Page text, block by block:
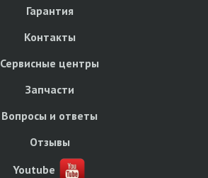
Гарантия
Контакты
Сервисные центры
Запчасти
Вопросы и ответы
Отзывы
Youtube